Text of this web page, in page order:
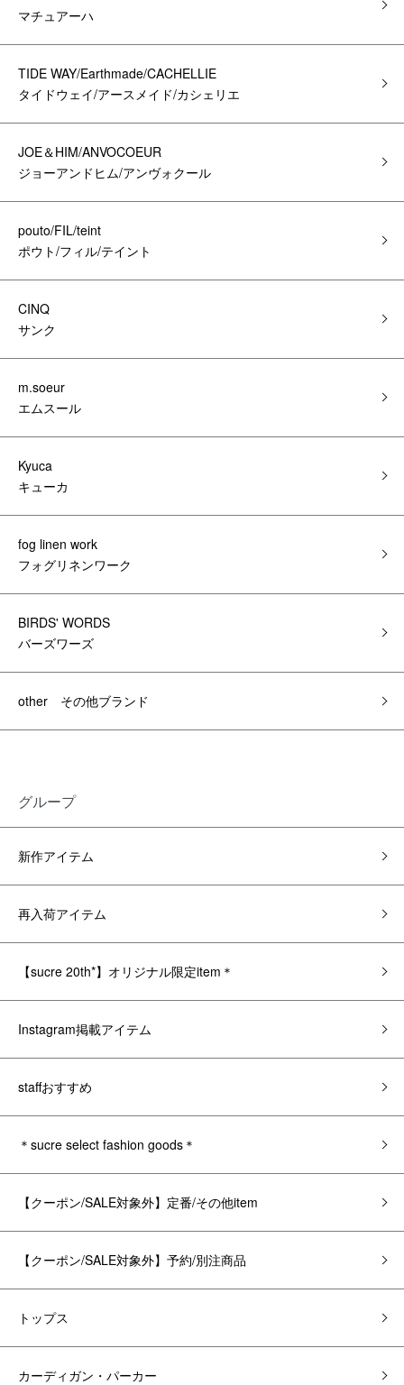
マチュアーハ
TIDE WAY/Earthmade/CACHELLIE
タイドウェイ/アースメイド/カシェリエ
JOE＆HIM/ANVOCOEUR
ジョーアンドヒム/アンヴォクール
pouto/FIL/teint
ポウト/フィル/テイント
CINQ
サンク
m.soeur
エムスール
Kyuca
キューカ
fog linen work
フォグリネンワーク
BIRDS' WORDS
バーズワーズ
other その他ブランド
グループ
新作アイテム
再入荷アイテム
【sucre 20th*】オリジナル限定item＊
Instagram掲載アイテム
staffおすすめ
＊sucre select fashion goods＊
【クーポン/SALE対象外】定番/その他item
【クーポン/SALE対象外】予約/別注商品
トップス
カーディガン・パーカー